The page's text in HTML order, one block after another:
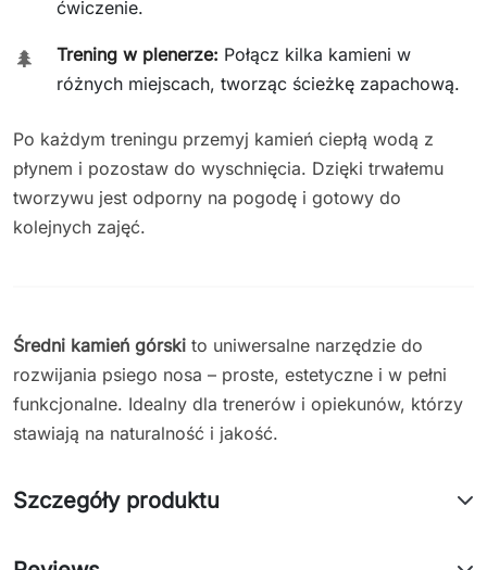
ćwiczenie.
🌲 Trening w plenerze: Połącz kilka kamieni w
różnych miejscach, tworząc ścieżkę zapachową.
Po każdym treningu przemyj kamień ciepłą wodą z
płynem i pozostaw do wyschnięcia. Dzięki trwałemu
tworzywu jest odporny na pogodę i gotowy do
kolejnych zajęć.
Średni kamień górski to uniwersalne narzędzie do
rozwijania psiego nosa – proste, estetyczne i w pełni
funkcjonalne. Idealny dla trenerów i opiekunów, którzy
stawiają na naturalność i jakość.
Szczegóły produktu